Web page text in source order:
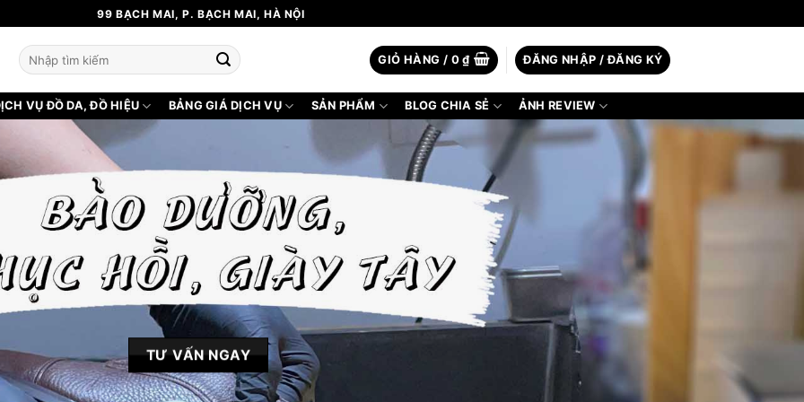
99 BẠCH MAI, P. BẠCH MAI, HÀ NỘI
Tìm
kiếm:
GIỎ HÀNG / 0₫ ĐĂNG NHẬP / ĐĂNG KÝ
VỤ ĐỒ DA, ĐỒ HIỆU BẢNG GIÁ DỊCH VỤ SẢN PHẨM BLOG CHIA SẺ ẢNH REVIEW